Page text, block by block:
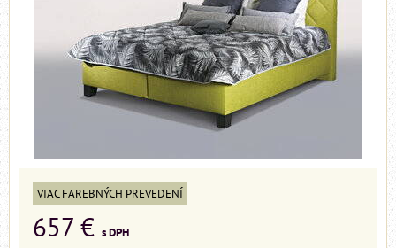
VIAC FAREBNÝCH PREVEDENÍ
657 € s DPH